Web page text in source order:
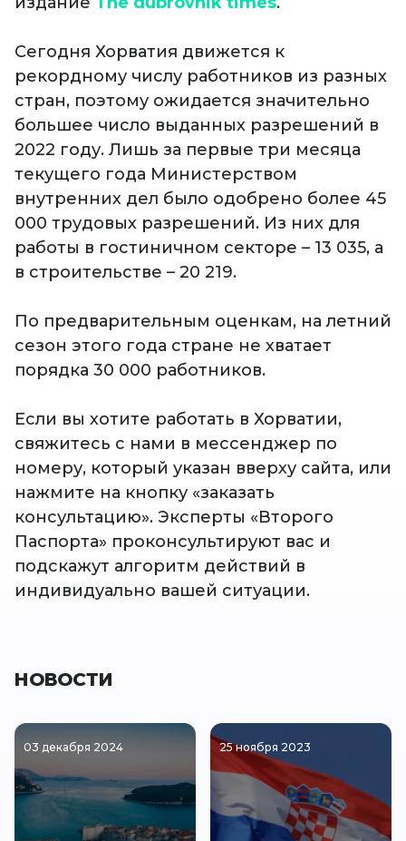
Сегодня Хорватия движется к
рекордному числу работников из разных
стран, поэтому ожидается значительно
большее число выданных разрешений в
2022 году. Лишь за первые три месяца
текущего года Министерством
внутренних дел было одобрено более 45
000 трудовых разрешений. Из них для
работы в гостиничном секторе – 13 035, а
в строительстве – 20 219.
По предварительным оценкам, на летний
сезон этого года стране не хватает
порядка 30 000 работников.
Если вы хотите работать в Хорватии,
свяжитесь с нами в мессенджер по
номеру, который указан вверху сайта, или
нажмите на кнопку «заказать
консультацию». Эксперты «Второго
Паспорта» проконсультируют вас и
подскажут алгоритм действий в
индивидуально вашей ситуации.
НОВОСТИ
03 декабря 2024 25 ноября 2023